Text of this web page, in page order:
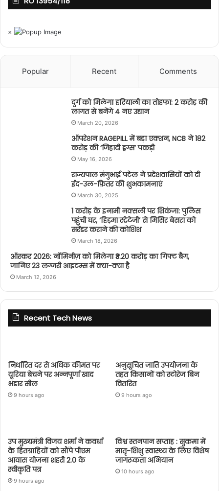
×
Popular Recent Comments
दुर्ग को मिलेगा हरियाली का तोहफा: 2 करोड़ की
लागत से बनेंगे 4 नए उद्यान
March 20, 2026
ऑपरेशन RAGEPILL में बड़ा एक्शन, NCB ने 182
करोड़ की ‘जिहादी ड्रग्स’ पकड़ी
May 16, 2026
राज्यपाल मंगुभाई पटेल ने प्रदेशवासियों को दी
ईद-उल-फ़ितर की शुभकामनाएं
March 30, 2025
1 करोड़ के इनामी नक्सली पर शिकंजा: पुलिस
पहुंची घर, ‘हिड़मा स्ट्रेटेजी’ से मिसिर बेसरा को
सरेंडर कराने की कोशिश
March 18, 2026
ऑस्कर 2026: नॉमिनीज़ को मिलेगा ₹3.20 करोड़ का गिफ्ट बैग,
जानिए 23 लग्जरी आइटम्स में क्या-क्या है
March 12, 2026
Recent Tech News
निर्धारित दर से अधिक कीमत पर
यूरिया बेचने पर अन्नपूर्णा खाद
भंडार सील
9 hours ago
अनुसूचित जाति उपयोजना के
तहत किसानों को स्टोरेज बिन
वितरित
9 hours ago
उप मुख्यमंत्री विजय शर्मा ने कवर्धा
के हितग्राहियों को सौंपे पीएम
आवास योजना शहरी 2.0 के
स्वीकृति पत्र
9 hours ago
विश्व स्तनपान सप्ताह : सुकमा में
मातृ-शिशु स्वास्थ्य के लिए विशेष
जागरूकता अभियान
10 hours ago